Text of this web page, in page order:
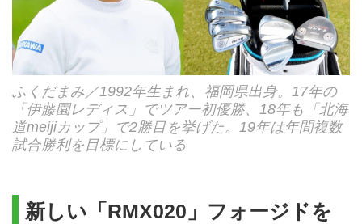
ふくだまみ／1992年生まれ、福岡県出身。17年の
「伊藤園レディス」でツアー初優勝、18年も「北海
道meijiカップ」で2勝目を挙げた。19年は年間複数
試合勝利を目標にしている
新しい「RMX020」フォージドを